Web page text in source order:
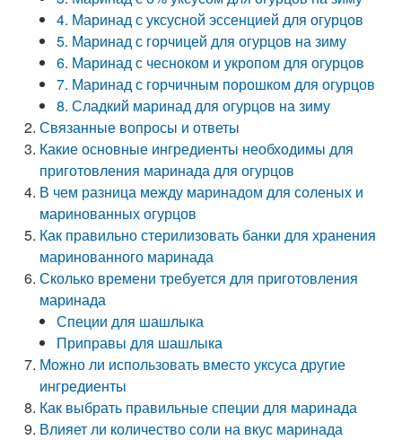
4. Маринад с уксусной эссенцией для огурцов
5. Маринад с горчицей для огурцов на зиму
6. Маринад с чесноком и укропом для огурцов
7. Маринад с горчичным порошком для огурцов
8. Сладкий маринад для огурцов на зиму
Связанные вопросы и ответы
Какие основные ингредиенты необходимы для
приготовления маринада для огурцов
В чем разница между маринадом для соленых и
маринованных огурцов
Как правильно стерилизовать банки для хранения
маринованного маринада
Сколько времени требуется для приготовления
маринада
Специи для шашлыка
Приправы для шашлыка
Можно ли использовать вместо уксуса другие
ингредиенты
Как выбрать правильные специи для маринада
Влияет ли количество соли на вкус маринада